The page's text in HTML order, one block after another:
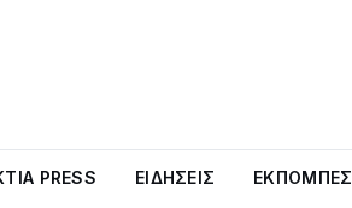
PRESS ΕΙΔΉΣΕΙΣ ΕΚΠΟΜΠΈΣ